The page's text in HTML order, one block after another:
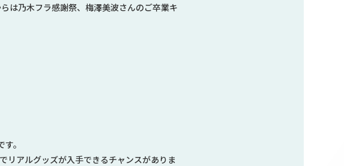
は乃木フラ感謝祭、梅澤美波さんのご卒業キ
。
リアルグッズが入手できるチャンスがありま